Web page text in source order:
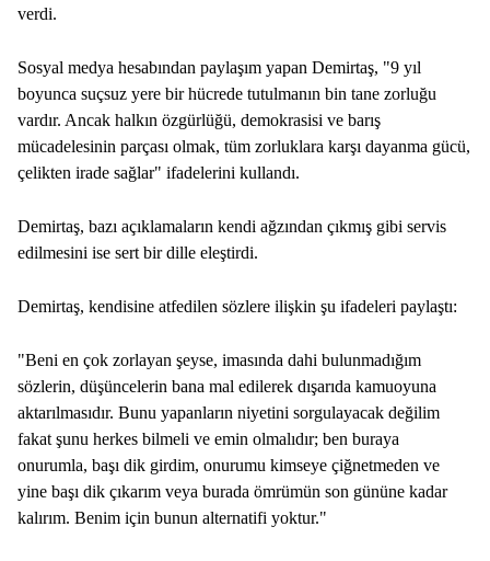
verdi.
Sosyal medya hesabından paylaşım yapan Demirtaş, "9 yıl
boyunca suçsuz yere bir hücrede tutulmanın bin tane zorluğu
vardır. Ancak halkın özgürlüğü, demokrasisi ve barış
mücadelesinin parçası olmak, tüm zorluklara karşı dayanma gücü,
çelikten irade sağlar" ifadelerini kullandı.
Demirtaş, bazı açıklamaların kendi ağzından çıkmış gibi servis
edilmesini ise sert bir dille eleştirdi.
Demirtaş, kendisine atfedilen sözlere ilişkin şu ifadeleri paylaştı:
"Beni en çok zorlayan şeyse, imasında dahi bulunmadığım
sözlerin, düşüncelerin bana mal edilerek dışarıda kamuoyuna
aktarılmasıdır. Bunu yapanların niyetini sorgulayacak değilim
fakat şunu herkes bilmeli ve emin olmalıdır; ben buraya
onurumla, başı dik girdim, onurumu kimseye çiğnetmeden ve
yine başı dik çıkarım veya burada ömrümün son gününe kadar
kalırım. Benim için bunun alternatifi yoktur."